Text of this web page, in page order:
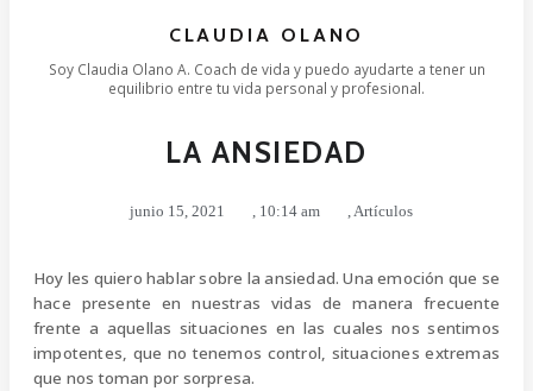
CLAUDIA OLANO
Soy Claudia Olano A. Coach de vida y puedo ayudarte a tener un
equilibrio entre tu vida personal y profesional.
LA ANSIEDAD
junio 15, 2021 10:14 am Artículos
Hoy les quiero hablar sobre la ansiedad. Una emoción que se
hace presente en nuestras vidas de manera frecuente
frente a aquellas situaciones en las cuales nos sentimos
impotentes, que no tenemos control, situaciones extremas
que nos toman por sorpresa.